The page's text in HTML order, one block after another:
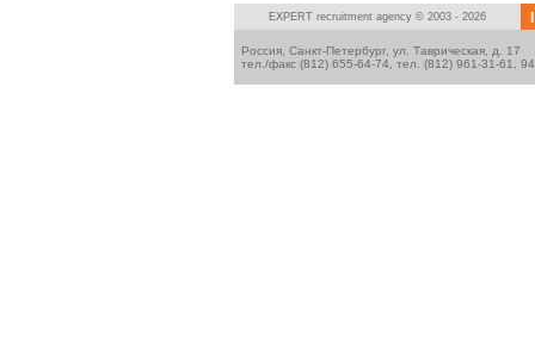
EXPERT recruitment agency © 2003 - 2026
Россия, Санкт-Петербург, ул. Таврическая, д. 17
тел./факс (812) 655-64-74, тел. (812) 961-31-61,